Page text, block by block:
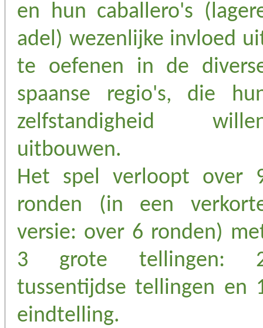
en hun caballero's
adel) wezenlijke invloed
te oefenen in de
spaanse regio's, die
zelfstandigheid
uitbouwen.
Het spel verloopt over
ronden (in een
versie: over 6 ronden)
3 grote tellingen:
tussentijdse tellingen en
eindtelling.